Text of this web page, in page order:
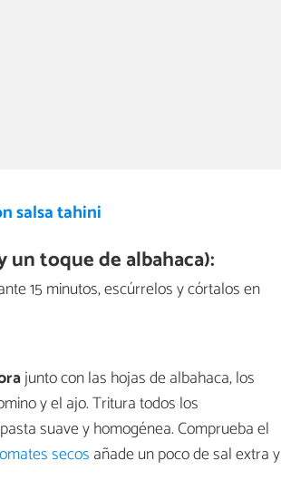
salsa tahini
un toque de albahaca):
15 minutos, escúrrelos y córtalos en
junto con las hojas de albahaca, los
y el ajo. Tritura todos los
suave y homogénea. Comprueba el
secos añade un poco de sal extra y